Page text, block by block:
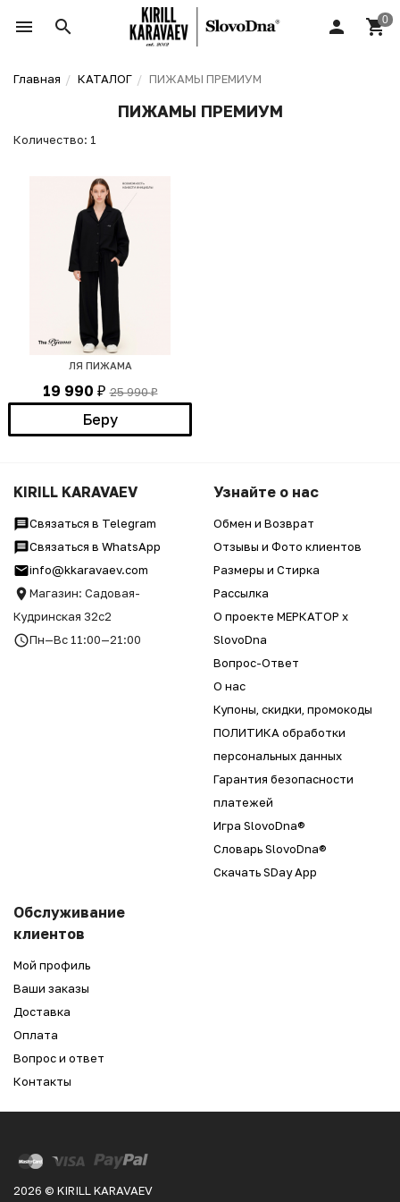
Главная КАТАЛОГ ПИЖАМЫ ПРЕМИУМ
ПИЖАМЫ ПРЕМИУМ
Количество: 1
ЛЯ ПИЖАМА
19 990 ₽ 25 990₽
Беру
KIRILL KARAVAEV
Связаться в Telegram
Связаться в WhatsApp
info@kkaravaev.com
Магазин: Садовая-
Кудринская 32с2
Пн—Вс 11:00—21:00
Узнайте о нас
Обмен и Возврат
Отзывы и Фото клиентов
Размеры и Стирка
Рассылка
О проекте МЕРКАТОР x
SlovoDna
Вопрос-Ответ
О нас
Купоны, скидки, промокоды
ПОЛИТИКА обработки
персональных данных
Гарантия безопасности
платежей
Игра SlovoDna®
Словарь SlovoDna®
Скачать SDay App
Обслуживание
клиентов
Мой профиль
Ваши заказы
Доставка
Оплата
Вопрос и ответ
Контакты
2026 © KIRILL KARAVAEV